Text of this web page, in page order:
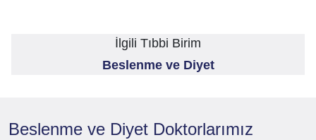
İlgili Tıbbi Birim
Beslenme ve Diyet
Beslenme ve Diyet Doktorlarımız